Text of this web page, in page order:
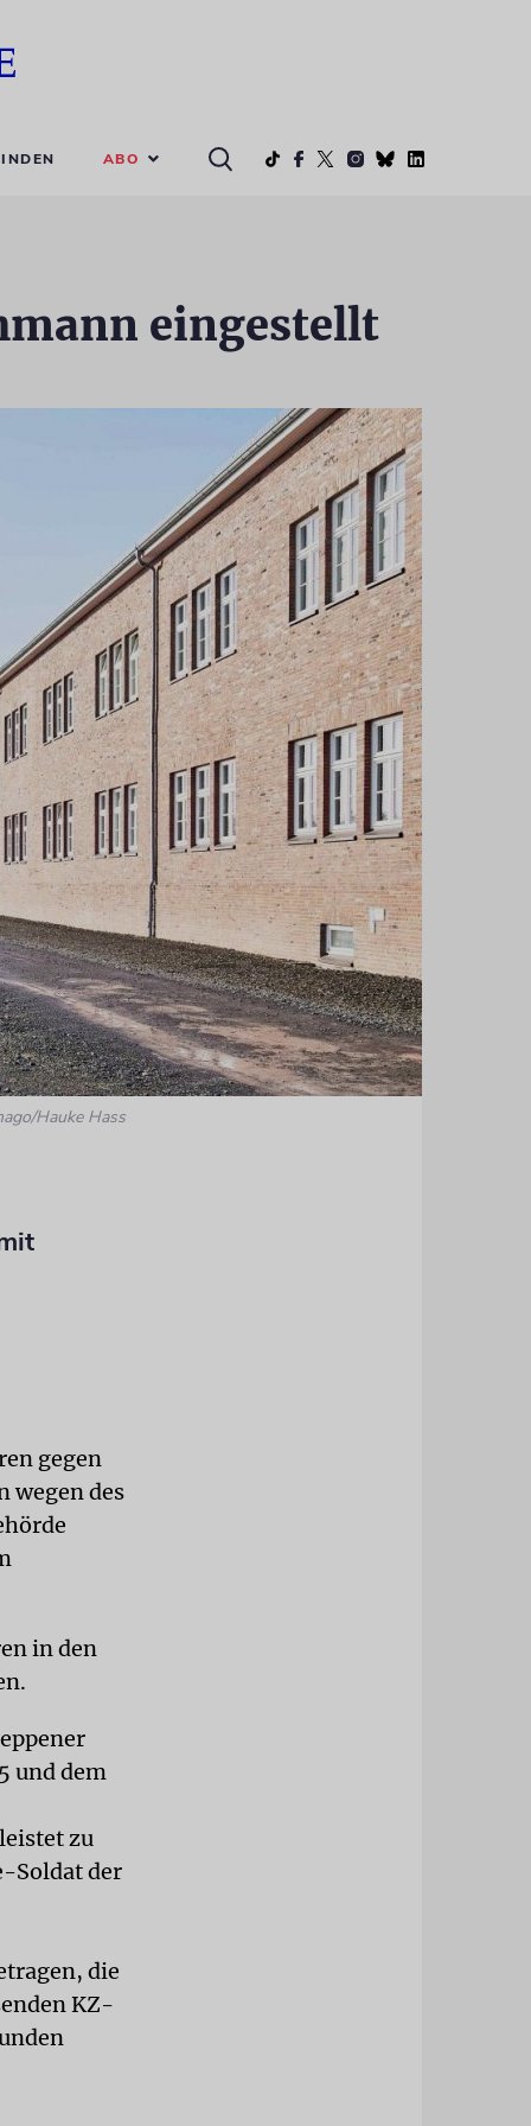
ABO
eingestellt
Hauke Hass
gegen
wegen des
in den
und dem
zu
Soldat der
die
KZ-